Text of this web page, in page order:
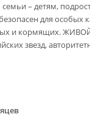
– детям,
для особых
и кормящих.
звезд,